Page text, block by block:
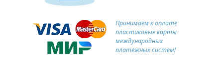
Принимаем к оплате
пластиковые карты
международных
платежных систем!